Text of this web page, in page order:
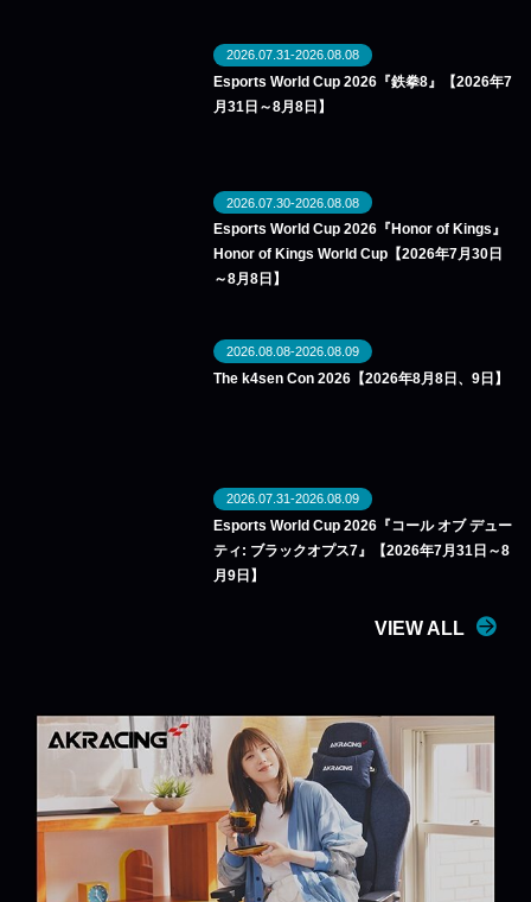
2026.07.31-2026.08.08
Esports World Cup 2026『鉄拳8』【2026年7
月31日～8月8日】
2026.07.30-2026.08.08
Esports World Cup 2026『Honor of Kings』
Honor of Kings World Cup【2026年7月30日
～8月8日】
2026.08.08-2026.08.09
The k4sen Con 2026【2026年8月8日、9日】
2026.07.31-2026.08.09
Esports World Cup 2026『コール オブ デュー
ティ: ブラックオプス7』【2026年7月31日～8
月9日】
VIEW ALL